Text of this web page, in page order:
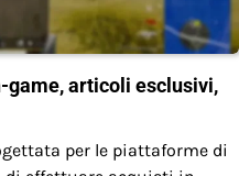
game, articoli esclusivi,
per le piattaforme di